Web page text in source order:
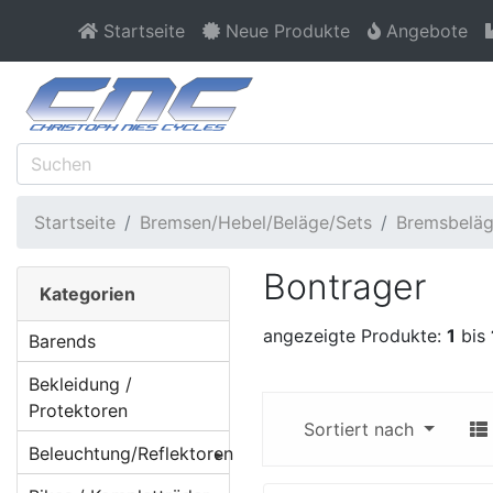
Startseite Neue Produkte Angebote
Startseite Bremsen/Hebel/Beläge/Sets
Bontrager
angezeigte Produkte: 1 bis
Sortiert nach
Kategorien
Barends
Bekleidung /
Protektoren
Beleuchtung/Reflektoren